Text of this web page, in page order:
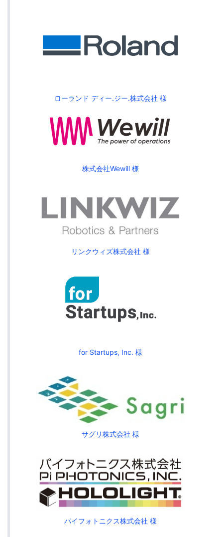
ローランド ディー.ジー.株式会社 様
株式会社Wewill 様
リンクウィズ株式会社 様
for Startups, Inc. 様
サグリ株式会社 様
パイフォトニクス株式会社 様